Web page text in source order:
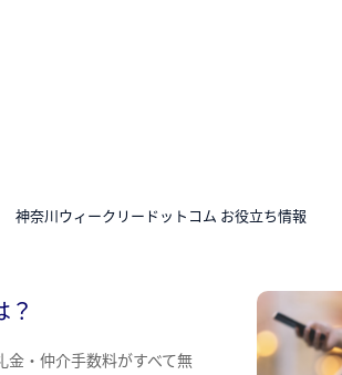
神奈川ウィークリードットコム お役立ち情報
？
・仲介手数料がすべて無